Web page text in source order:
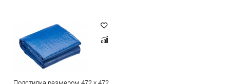
Подстилка размером 472 х 472